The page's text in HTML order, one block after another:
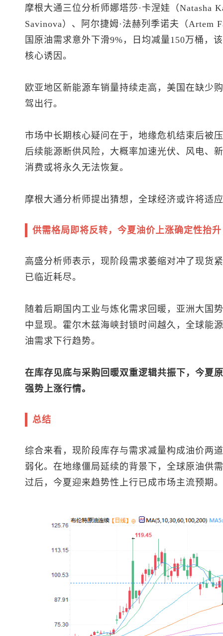
摩根大通三位分析师娜塔莎·卡涅娃（Natasha
Savinova）、阿尔捷姆·法赫列季诺夫（Artem
国原油需求意外下滑9%，日均减量150万桶，
核心诱因。
欧亚地区新能源车销量持续走高，美国在缺少
驾出行。
市场中长期核心疑问在于，地缘危机结束后被
后续能源断供风险，大概率加速光伏、风电、
消费或将永久无法恢复。
摩根大通分析师提出猜想，全球经济或许将适
供需格局即将反转，今夏油价上涨确定性抬升
高盛分析师表示，现阶段需求萎缩对冲了现货
已临近耗尽。
随着后期国内工业与炼化需求回暖，亚洲大国
中显现。霍尔木兹海峡封锁时间越久，全球能
油需求下行趋势。
在库存见底与采购回暖双重逻辑共振下，今夏
强势上涨行情。
总结
综合来看，现阶段库存与需求减量构成油价两
弱化。在地缘僵局延续的背景下，全球原油供
过后，今夏迎来趋势性上行已成市场主流预期。